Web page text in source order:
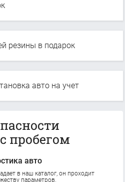
резины в подарок
авто на учет
пробегом
авто
в наш каталог, он проходит
параметров.